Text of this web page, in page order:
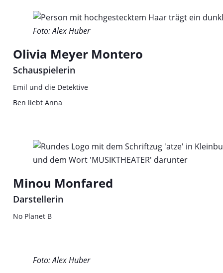
Foto: Alex Huber
Olivia Meyer Montero
Schauspielerin
Emil und die Detektive
Ben liebt Anna
Minou Monfared
Darstellerin
No Planet B
Foto: Alex Huber